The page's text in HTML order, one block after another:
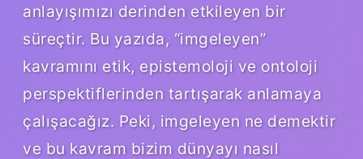
anlayışımızı derinden etkileyen bir
süreçtir. Bu yazıda, “imgeleyen”
kavramını etik, epistemoloji ve ontoloji
perspektiflerinden tartışarak anlamaya
çalışacağız. Peki, imgeleyen ne demektir
ve bu kavram bizim dünyayı nasıl